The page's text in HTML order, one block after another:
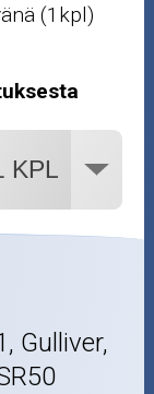
(1kpl)
Gulliver,